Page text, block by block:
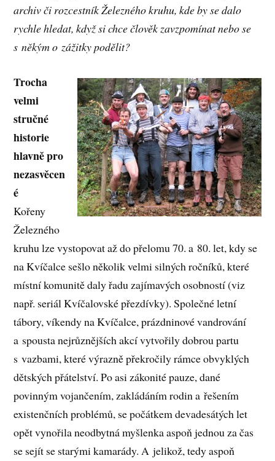
archiv či rozcestník Železného kruhu, kde by se dalo
rychle hledat, když si chce člověk zavzpomínat nebo se
s někým o zážitky podělit?
Trocha
velmi
stručné
historie
hlavně pro
nezasvěcen
é
Kořeny
Železného
kruhu lze vystopovat až do přelomu 70. a 80. let, kdy se
na Kvíčalce sešlo několik velmi silných ročníků, které
místní komunitě daly řadu zajímavých osobností (viz
např. seriál Kvíčalovské přezdívky). Společné letní
tábory, víkendy na Kvíčalce, prázdninové vandrování
a spousta nejrůznějších akcí vytvořily dobrou partu
s vazbami, které výrazně překročily rámce obvyklých
dětských přátelství. Po asi zákonité pauze, dané
povinným vojančením, zakládáním rodin a řešením
existenčních problémů, se počátkem devadesátých let
opět vynořila neodbytná myšlenka aspoň jednou za čas
se sejít se starými kamarády. A jelikož, tedy aspoň